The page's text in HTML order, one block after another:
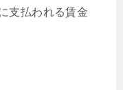
支払われる賃金